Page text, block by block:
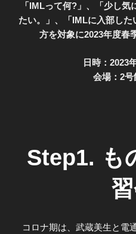
「IMLって何?」、「少し
たい。」、「IMLに入部し
方を対象に2023年度春
日時：2023
会場：2号
Step1. も
コロナ期は、武蔵美生と電